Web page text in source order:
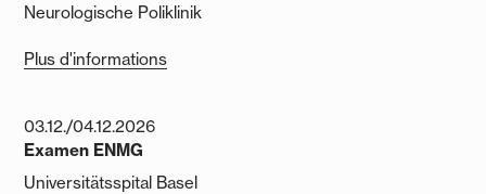
Neurologische Poliklinik
Plus d'informations
03.12./04.12.2026
Examen ENMG
Universitätsspital Basel